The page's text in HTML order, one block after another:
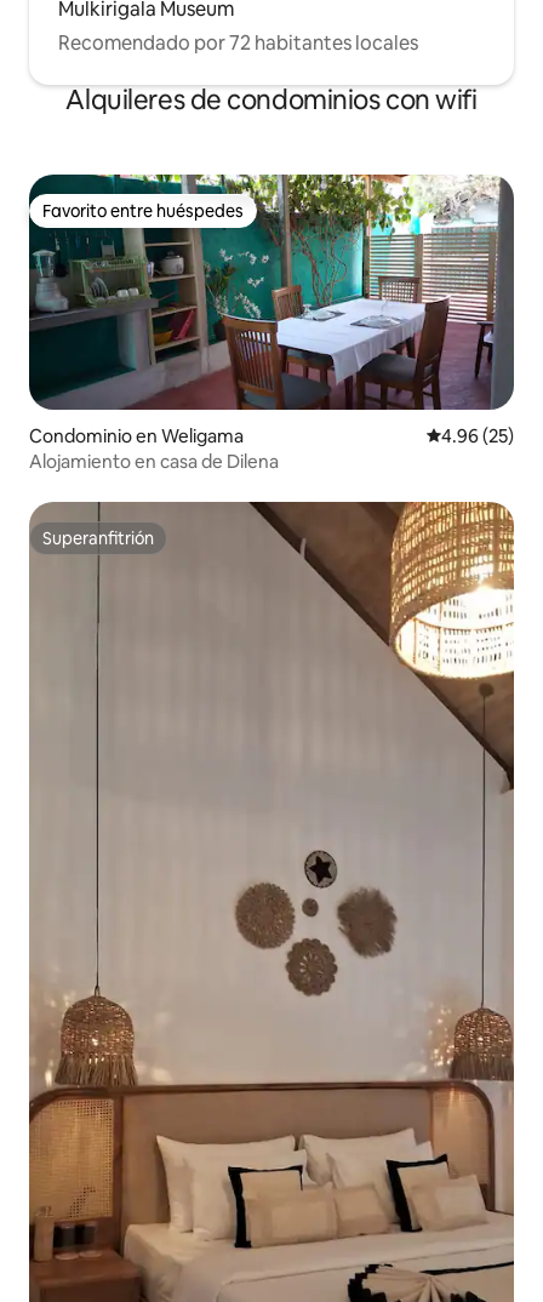
Mulkirigala Museum
Recomendado por 72 habitantes locales
Alquileres de condominios con wifi
Favorito entre huéspedes
Favorito entre huéspedes
Condominio en Weligama Calificación
4.96 (25)
Alojamiento en casa de Dilena
Superanfitrión
Superanfitrión